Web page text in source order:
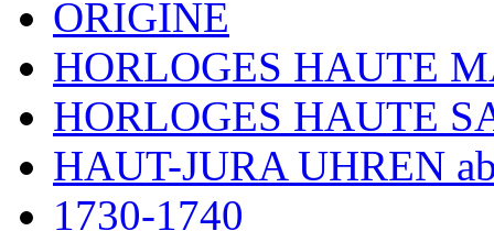
ORIGINE
HORLOGES HAUTE
HORLOGES HAUTE
HAUT-JURA UHREN
1730-1740